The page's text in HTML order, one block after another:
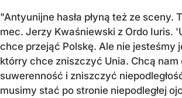
"Antyunijne hasła płyną też ze sceny.
mec. Jerzy Kwaśniewski z Ordo Iuris.
chce przejąć Polskę. Ale nie jesteśmy
którry chce zniszczyć Unia. Chcą nam
suwerenność i zniszczyć
musimy stać po stronie niepodległej